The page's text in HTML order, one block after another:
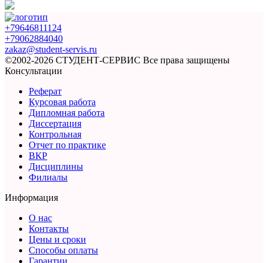
+79646811124
+79062884040
zakaz@student-servis.ru
©2002-2026 СТУДЕНТ-СЕРВИС Все права защищены
Консультации
Реферат
Курсовая работа
Дипломная работа
Диссертация
Контрольная
Отчет по практике
ВКР
Дисциплины
Филиалы
Информация
О нас
Контакты
Цены и сроки
Способы оплаты
Гарантии